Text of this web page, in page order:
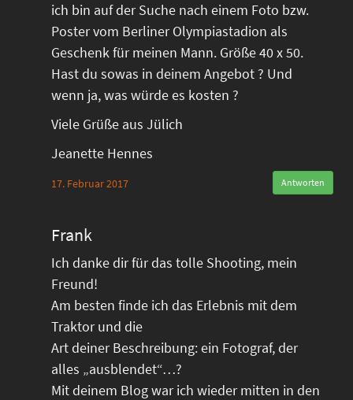
ich bin auf der Suche nach einem Foto bzw.
Poster vom Berliner Olympiastadion als
Geschenk für meinen Mann. Größe 40 x 50.
Hast du sowas in deinem Angebot ? Und
wenn ja, was würde es kosten ?
Viele Grüße aus Jülich
Jeanette Hennes
17. Februar 2017 Antworten
Frank
Ich danke dir für das tolle Shooting, mein
Freund!
Am besten finde ich das Erlebnis mit dem
Traktor und die
Art deiner Beschreibung: ein Fotograf, der
alles „ausblendet“…?
Mit deinem Blog war ich wieder mitten in den